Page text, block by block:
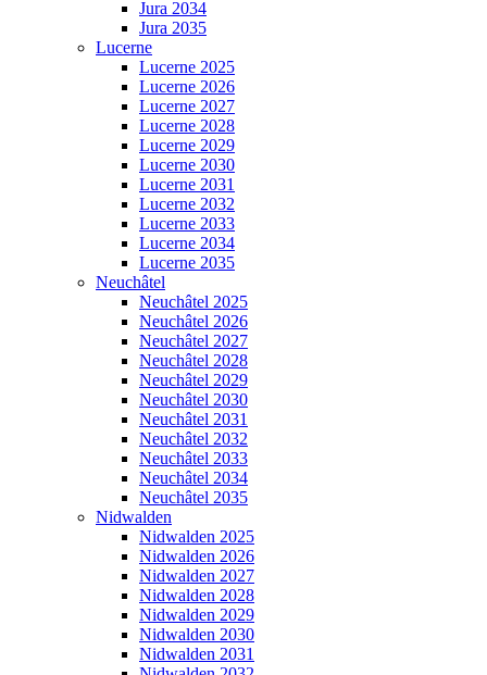
Jura 2034
Jura 2035
Lucerne
Lucerne 2025
Lucerne 2026
Lucerne 2027
Lucerne 2028
Lucerne 2029
Lucerne 2030
Lucerne 2031
Lucerne 2032
Lucerne 2033
Lucerne 2034
Lucerne 2035
Neuchâtel
Neuchâtel 2025
Neuchâtel 2026
Neuchâtel 2027
Neuchâtel 2028
Neuchâtel 2029
Neuchâtel 2030
Neuchâtel 2031
Neuchâtel 2032
Neuchâtel 2033
Neuchâtel 2034
Neuchâtel 2035
Nidwalden
Nidwalden 2025
Nidwalden 2026
Nidwalden 2027
Nidwalden 2028
Nidwalden 2029
Nidwalden 2030
Nidwalden 2031